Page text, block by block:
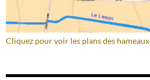
Cliquez pour voir les plans des hameaux